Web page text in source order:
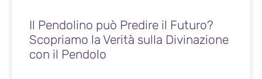
Il Pendolino può Predire il Futuro?
Scopriamo la Verità sulla Divinazione
con il Pendolo